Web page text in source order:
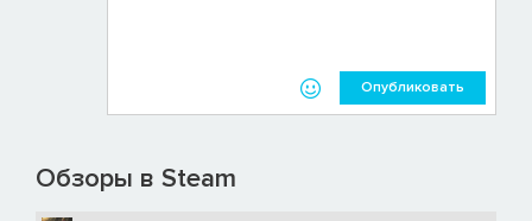
Опубликовать
Обзоры в Steam